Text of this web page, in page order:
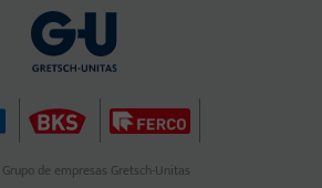
de empresas Gretsch-Unitas